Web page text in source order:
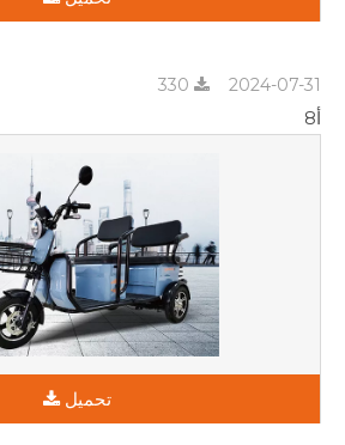
2024-07-31
أ8
تحميل